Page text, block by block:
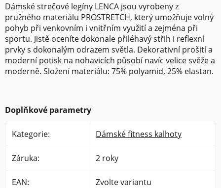
Dámské strečové legíny LENCA jsou vyrobeny z
pružného materiálu PROSTRETCH, který umožňuje volný
pohyb při venkovním i vnitřním využití a zejména při
sportu. Jistě oceníte dokonale přiléhavý střih i reflexní
prvky s dokonalým odrazem světla. Dekorativní prošití a
moderní potisk na nohavicích působí navíc velice svěže a
moderně. Složení materiálu: 75% polyamid, 25% elastan.
Doplňkové parametry
Kategorie: Dámské fitness kalhoty
Záruka: 2 roky
EAN: Zvolte variantu